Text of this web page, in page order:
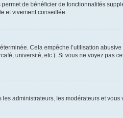
de bénéficier de fonctionnalités
et vivement conseillée.
Cela empêche l’utilisation
université, etc.). Si vous ne voyez pas
les administrateurs, les modérateurs et vous